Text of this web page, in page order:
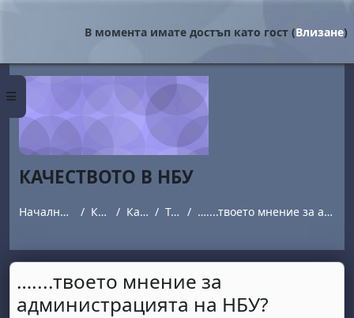
Страничен панел
В момента имате достъп като гост (Влизане)
КАЧЕСТВОТО В НБУ
Начална страница Курсове Качество Topic 1 …....твоето мнение за администрацията на НБУ?
…....твоето мнение за
администрацията на НБУ?